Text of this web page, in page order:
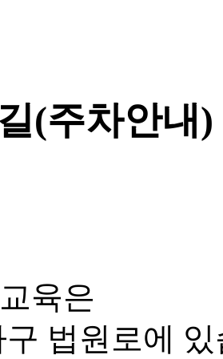
(주차안내)
육은
법원로에